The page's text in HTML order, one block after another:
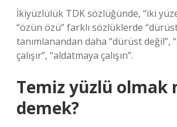
İkiyüzlülük TDK sözlüğünde, “iki
“özün özü” farklı sözlüklerde
tanımlanandan daha “dürüst değil”,
çalışır”, “aldatmaya çalışın”.
Temiz yüzlü olmak
demek?